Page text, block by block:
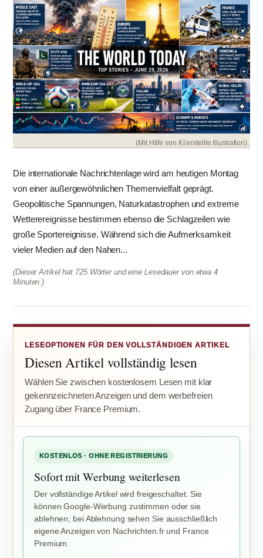
(Mit Hilfe von KI erstellte Illustration).
Die internationale Nachrichtenlage wird am heutigen Montag
von einer außergewöhnlichen Themenvielfalt geprägt.
Geopolitische Spannungen, Naturkatastrophen und extreme
Wetterereignisse bestimmen ebenso die Schlagzeilen wie
große Sportereignisse. Während sich die Aufmerksamkeit
vieler Medien auf den Nahen...
(Dieser Artikel hat 725 Wörter und eine Lesedauer von etwa 4
Minuten.)
LESEOPTIONEN FÜR DEN VOLLSTÄNDIGEN ARTIKEL
Diesen Artikel vollständig lesen
Wählen Sie zwischen kostenlosem Lesen mit klar
gekennzeichneten Anzeigen und dem werbefreien
Zugang über France Premium.
KOSTENLOS · OHNE REGISTRIERUNG
Sofort mit Werbung weiterlesen
Der vollständige Artikel wird freigeschaltet. Sie
können Google-Werbung zustimmen oder sie
ablehnen; bei Ablehnung sehen Sie ausschließlich
eigene Anzeigen von Nachrichten.fr und France
Premium.